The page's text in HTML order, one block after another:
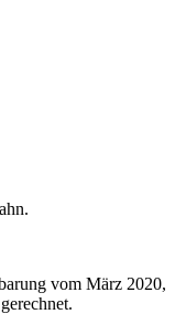
vom März 2020,